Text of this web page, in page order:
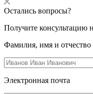
Остались вопросы?
Получите консультацию
Фамилия, имя и отчество
Электронная почта